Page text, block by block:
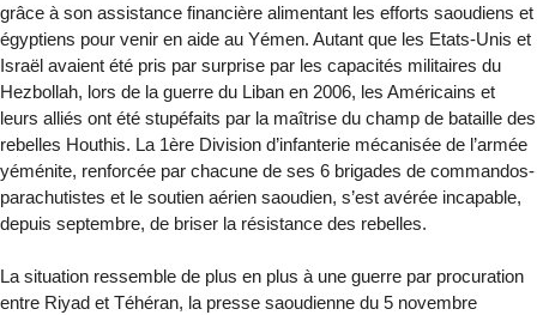
grâce à son assistance financière alimentant les efforts saoudiens et
égyptiens pour venir en aide au Yémen. Autant que les Etats-Unis et
Israël avaient été pris par surprise par les capacités militaires du
Hezbollah, lors de la guerre du Liban en 2006, les Américains et
leurs alliés ont été stupéfaits par la maîtrise du champ de bataille des
rebelles Houthis. La 1ère Division d’infanterie mécanisée de l’armée
yéménite, renforcée par chacune de ses 6 brigades de commandos-
parachutistes et le soutien aérien saoudien, s’est avérée incapable,
depuis septembre, de briser la résistance des rebelles.
La situation ressemble de plus en plus à une guerre par procuration
entre Riyad et Téhéran, la presse saoudienne du 5 novembre